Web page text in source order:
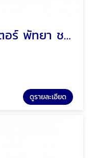
แมกเนติก คอนแทคเตอร์ พัทยา ชลบุรี
ดูรายละเอียด